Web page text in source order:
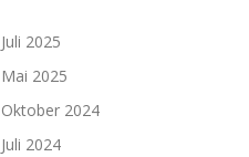
Juli 2025
Mai 2025
Oktober 2024
Juli 2024